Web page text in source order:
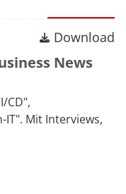
Download
News
CD",
Mit Interviews,